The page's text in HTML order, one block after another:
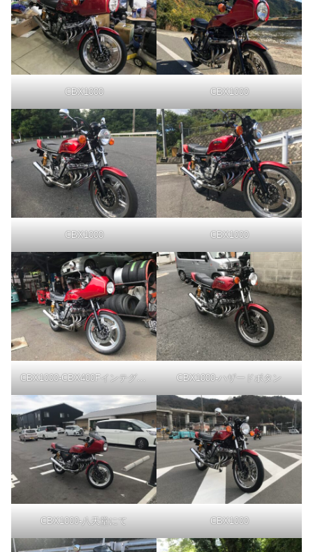
CBX1000 CBX1000
CBX1000 CBX1000
CBX1000-CBX400Fインテグラカウル-斜め前下から CBX1000-ハザードボタン
CBX1000-八天堂にて CBX1000